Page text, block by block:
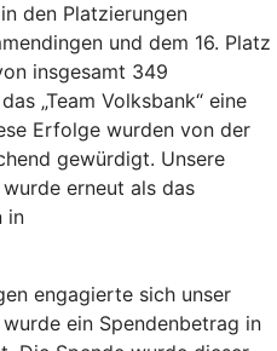
den Platzierungen
und dem 16. Platz
insgesamt 349
„Team Volksbank“ eine
Erfolge wurden von der
gewürdigt. Unsere
erneut als das
in
engagierte sich unser
ein Spendenbetrag in